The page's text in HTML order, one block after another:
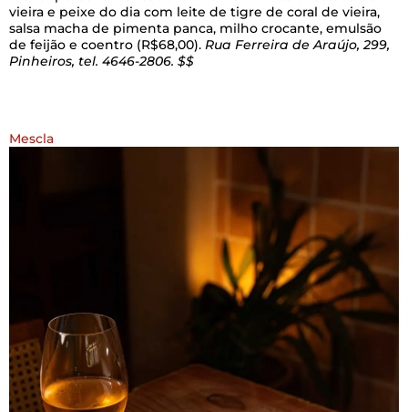
vieira e peixe do dia com leite de tigre de coral de vieira,
salsa macha de pimenta panca, milho crocante, emulsão
de feijão e coentro (R$68,00). Rua Ferreira de Araújo, 299,
Pinheiros, tel. 4646-2806. $$
Mescla